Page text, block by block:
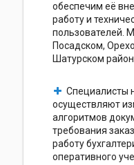
обеспечим её
работу и
пользователей.
Посадском,
Шатурском
Специалисты
осуществляют
алгоритмов
требования
работу
оперативного